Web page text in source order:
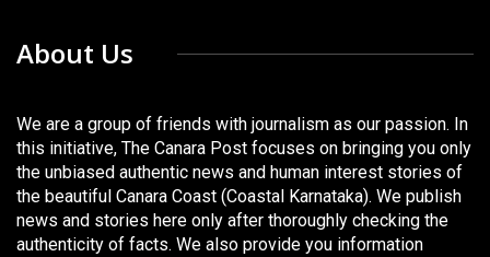
About Us
We are a group of friends with journalism as our passion. In
this initiative, The Canara Post focuses on bringing you only
the unbiased authentic news and human interest stories of
the beautiful Canara Coast (Coastal Karnataka). We publish
news and stories here only after thoroughly checking the
authenticity of facts. We also provide you information